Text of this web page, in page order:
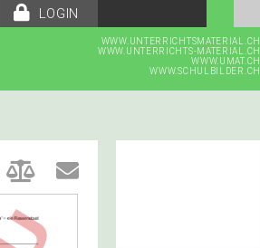
LOGIN
WWW.UNTERRICHTSMATERIAL.CH
WWW.UNTERRICHTS-MATERIAL.CH
WWW.UMAT.CH
WWW.SCHULBILDER.CH